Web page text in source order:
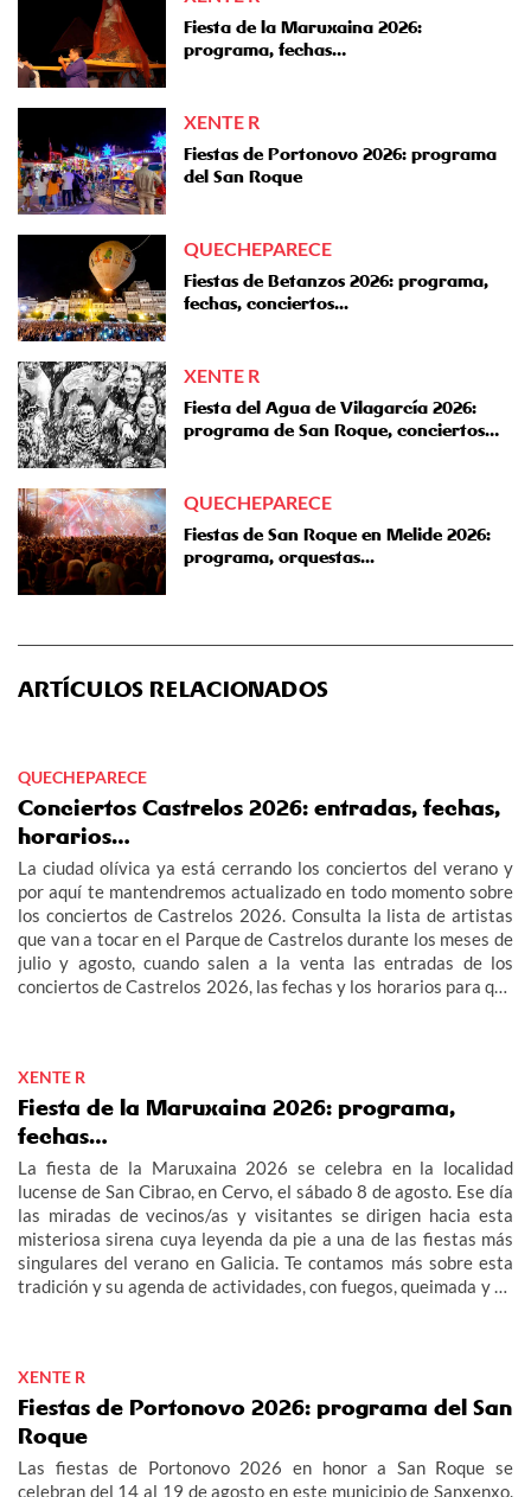
Fiesta de la Maruxaina 2026:
programa, fechas…
XENTE R
Fiestas de Portonovo 2026: programa
del San Roque
QUECHEPARECE
Fiestas de Betanzos 2026: programa,
fechas, conciertos...
XENTE R
Fiesta del Agua de Vilagarcía 2026:
programa de San Roque, conciertos…
QUECHEPARECE
Fiestas de San Roque en Melide 2026:
programa, orquestas...
ARTÍCULOS RELACIONADOS
QUECHEPARECE
Conciertos Castrelos 2026: entradas, fechas,
horarios…
La ciudad olívica ya está cerrando los conciertos del verano y
por aquí te mantendremos actualizado en todo momento sobre
los conciertos de Castrelos 2026. Consulta la lista de artistas
que van a tocar en el Parque de Castrelos durante los meses de
julio y agosto, cuando salen a la venta las entradas de los
conciertos de Castrelos 2026, las fechas y los horarios para que
XENTE R
Fiesta de la Maruxaina 2026: programa,
fechas…
La fiesta de la Maruxaina 2026 se celebra en la localidad
lucense de San Cibrao, en Cervo, el sábado 8 de agosto. Ese día
las miradas de vecinos/as y visitantes se dirigen hacia esta
misteriosa sirena cuya leyenda da pie a una de las fiestas más
singulares del verano en Galicia. Te contamos más sobre esta
tradición y su agenda de actividades, con fuegos, queimada y un
XENTE R
Fiestas de Portonovo 2026: programa del San
Roque
Las fiestas de Portonovo 2026 en honor a San Roque se
celebran del 14 al 19 de agosto en este municipio de Sanxenxo.